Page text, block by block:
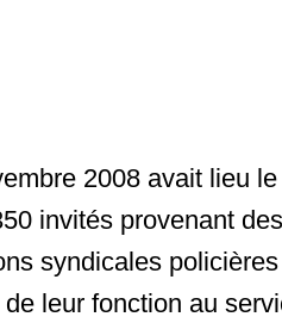
2008 avait lieu
invités provenant
syndicales
de leur fonction au